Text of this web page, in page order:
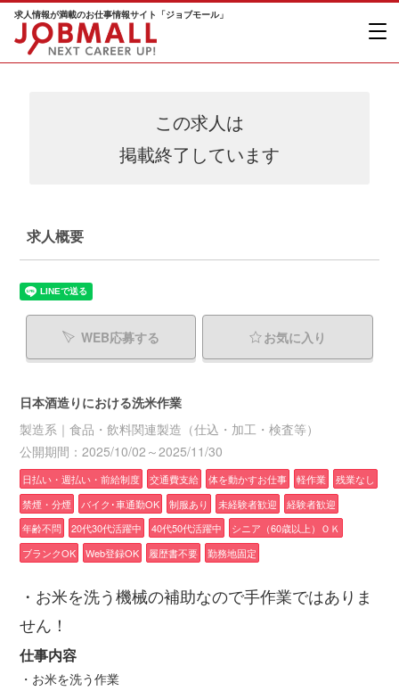
求人情報が満載のお仕事情報サイト「ジョブモール」
この求人は
掲載終了しています
求人概要
WEB応募する お気に入り
日本酒造りにおける洗米作業
製造系｜食品・飲料関連製造（仕込・加工・検査等）
公開期間：2025/10/02～2025/11/30
日払い・週払い・前給制度 交通費支給 体を動かすお仕事 軽作業
残業なし
禁煙・分煙
バイク･車通勤OK 制服あり 未経験者歓迎
経験者歓迎
年齢不問
20代30代活躍中 40代50代活躍中
シニア（60歳以上）ＯＫ
ブランクOK
Web登録OK 履歴書不要 勤務地固定
・お米を洗う機械の補助なので手作業ではありま
せん！
仕事内容
・お米を洗う作業